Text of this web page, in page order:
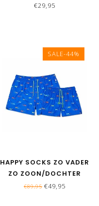
KLEIN MENEERTJE
€29,95
SALE-44%
HAPPY SOCKS ZO VADER
ZO ZOON/DOCHTER
MATCHING
€89,95 €49,95